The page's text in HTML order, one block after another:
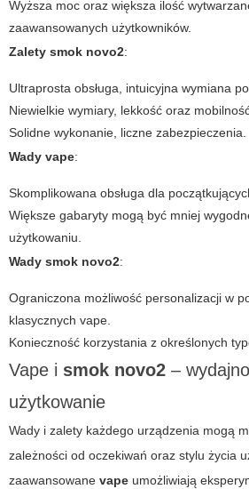
Wyższa moc oraz większa ilość
zaawansowanych użytkowników.
Zalety smok novo2:
Ultraprosta obsługa, intuicyjna wymiana
Niewielkie wymiary, lekkość oraz
Solidne wykonanie, liczne zabezpieczenia.
Wady vape:
Skomplikowana obsługa dla
Większe gabaryty mogą być mniej
użytkowaniu.
Wady smok novo2:
Ograniczona możliwość personalizacji w
klasycznych vape.
Konieczność korzystania z określonych
Vape i smok novo2 –
użytkowanie
Wady i zalety każdego urządzenia mogą
zależności od oczekiwań oraz stylu życia
zaawansowane vape umożliwiają